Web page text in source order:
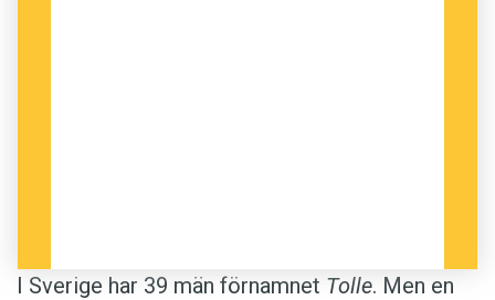
I Sverige har 39 män förnamnet Tolle. Men en